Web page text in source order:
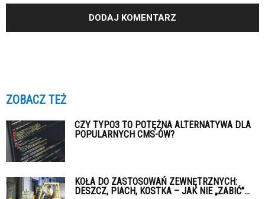
ZOBACZ TEŻ
CZY TYPO3 TO POTĘŻNA ALTERNATYWA DLA
POPULARNYCH CMS-ÓW?
KOŁA DO ZASTOSOWAŃ ZEWNĘTRZNYCH:
DESZCZ, PIACH, KOSTKA – JAK NIE „ZABIĆ”...